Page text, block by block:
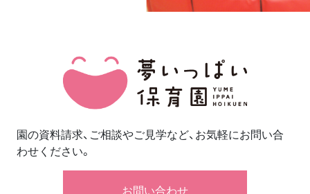
園の資料請求、ご相談やご見学など、お気軽にお問い合
わせください。
お問い合わせ